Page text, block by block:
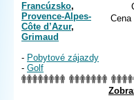
Francúzsko,
Provence-Alpes-
Côte d’Azur,
Grimaud
- Pobytové zájazdy
- Golf